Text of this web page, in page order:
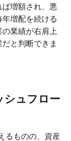
増額され、悪
増配を続ける
業績が右肩上
と判断できま
シュフロー
るものの、資産